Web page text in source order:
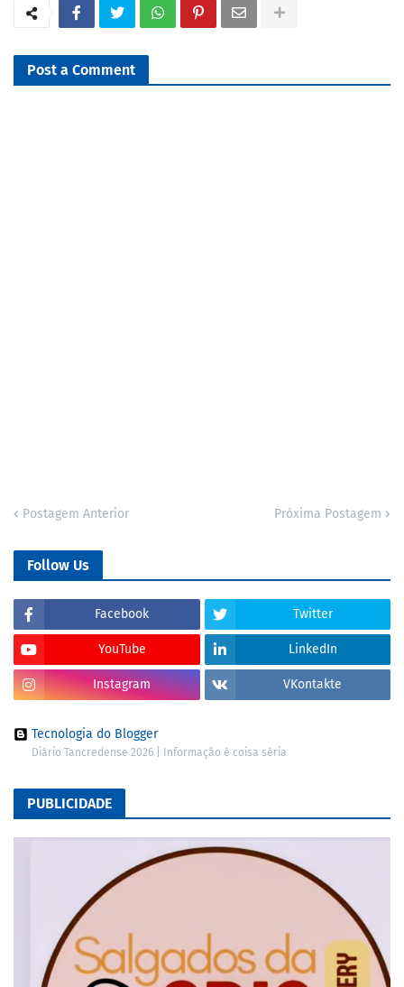
Post a Comment
Postagem Anterior Próxima Postagem
Follow Us
Facebook Twitter
YouTube LinkedIn
Instagram VKontakte
Tecnologia do Blogger
Diário Tancredense 2026 | Informação é coisa séria
PUBLICIDADE